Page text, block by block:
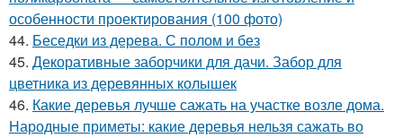
особенности проектирования (100 фото)
44. Беседки из дерева. С полом и без
45. Декоративные заборчики для дачи. Забор для
цветника из деревянных колышек
46. Какие деревья лучше сажать на участке возле дома.
Народные приметы: какие деревья нельзя сажать во